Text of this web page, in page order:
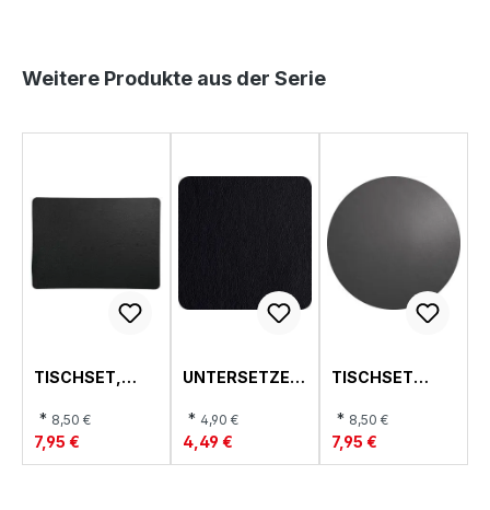
Produktgalerie überspringen
Weitere Produkte aus der Serie
TISCHSET,
* 8,50 €
7,95 €
UNTERSETZER
* 4,90 €
4,49 €
TISCHSET
LEATHER
* 8,50 €
7,95 €